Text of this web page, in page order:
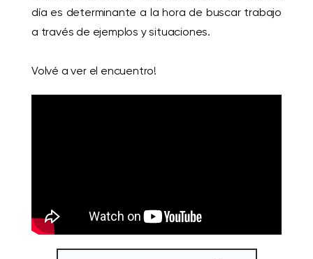
día es determinante a la hora de buscar trabajo
a través de ejemplos y situaciones.
Volvé a ver el encuentro!